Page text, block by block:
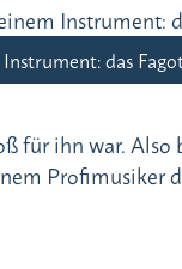
das
für ihn war. Also
Profimusiker